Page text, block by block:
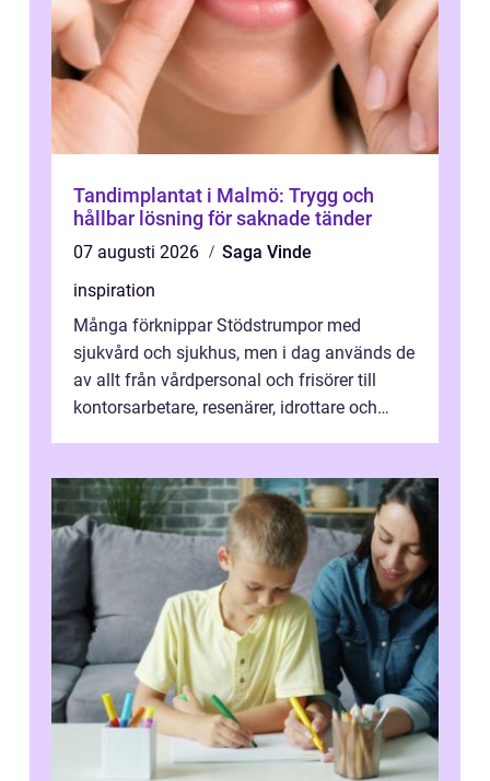
Tandimplantat i Malmö: Trygg och
hållbar lösning för saknade tänder
07 augusti 2026
Saga Vinde
inspiration
Många förknippar Stödstrumpor med
sjukvård och sjukhus, men i dag används de
av allt från vårdpersonal och frisörer till
kontorsarbetare, resenärer, idrottare och